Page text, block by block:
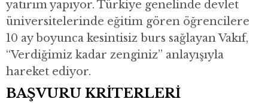
yatırım yapıyor. Türkiye genelinde devlet
üniversitelerinde eğitim gören öğrencilere
10 ay boyunca kesintisiz burs sağlayan Vakıf,
“Verdiğimiz kadar zenginiz” anlayışıyla
hareket ediyor.
BAŞVURU KRİTERLERİ